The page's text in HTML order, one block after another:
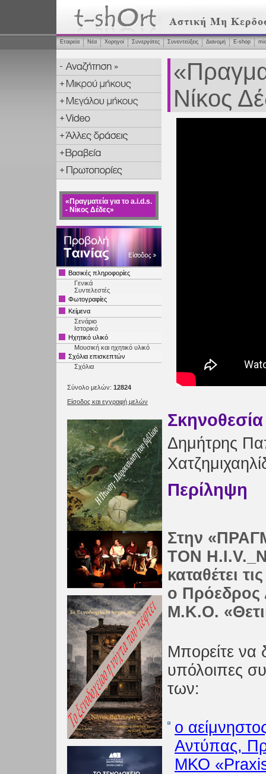
Εταιρεία Νέα Χορηγοί Συνεργάτες Συνεντεύξεις Διανομή Ε-shop
«Πραγματεία για το a.i.d.s.
- Νίκος Δέδες»
Βασικές πληροφορίες
Γενικά
Συντελεστές
Φωτογραφίες
Κείμενα
Σενάριο
Ιστορικό
Ηχητικό υλικό
Μουσική και ηχητικό υλικό
Σχόλια επισκεπτών
Σχόλια
Σύνολο μελών: 12824
Είσοδος και εγγραφή μελών
Νίκος
Σκηνοθεσία
Δημήτρης
Περίληψη
Στην
ΤΟΝ
καταθέτει
ο Πρόεδρος
Μ.Κ.Ο.
Μπορείτε να
υπόλοιπες
των:
ο
Αντύπας,
ΜΚΟ